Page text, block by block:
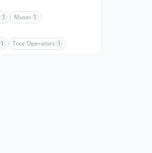
1 Musei 1
1 Tour Operators 1